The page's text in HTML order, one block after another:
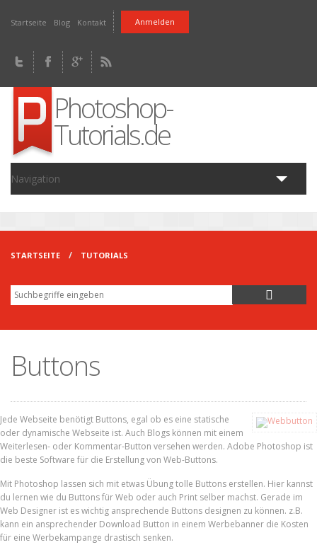
Startseite Blog Kontakt Anmelden
Photoshop-
Tutorials.de
Navigation
Home Tutorials Fragen Downloads Artikel
STARTSEITE TUTORIALS
Suchformular
Suche
Buttons
Jede Webseite benötigt Buttons, egal ob es eine statische
oder dynamische Webseite ist. Auch Blogs können mit einem
Weiterlesen- oder Kommentar-Button versehen werden. Adobe Photoshop ist
die beste Software für die Erstellung von Web-Buttons.
Mit Photoshop lassen sich mit etwas Übung tolle Buttons erstellen. Hier kannst
du lernen wie du Buttons für Web oder auch Print selber machst. Gerade im
Web Designer ist es wichtig ansprechende Buttons designen zu können. z.B.
kann ein ansprechender Download Button in einem Werbebanner die Kosten
für eine Werbekampange drastisch senken.